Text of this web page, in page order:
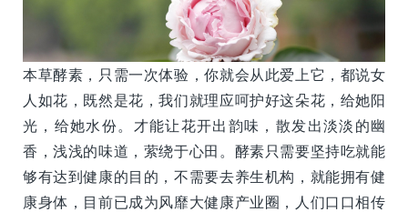
本草酵素，只需一次体验，你就会从此爱上它，都说女
人如花，既然是花，我们就理应呵护好这朵花，给她阳
光，给她水份。才能让花开出韵味，散发出淡淡的幽
香，浅浅的味道，萦绕于心田。酵素只需要坚持吃就能
够有达到健康的目的，不需要去养生机构，就能拥有健
康身体，目前已成为风靡大健康产业圈，人们口口相传